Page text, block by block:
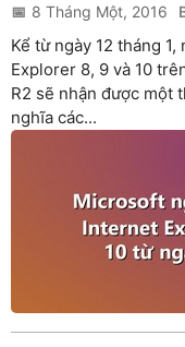
8 Tháng Một, 2016
Kể từ ngày 12 tháng
Explorer 8, 9 và 10
R2 sẽ nhận được một
nghĩa các...